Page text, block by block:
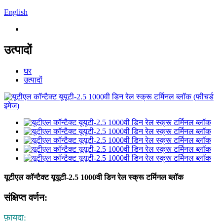
English
उत्पादों
घर
उत्पादों
यूटीएल कॉन्टैक्ट यूयूटी-2.5 1000वी डिन रेल स्क्रू टर्मिनल ब्लॉक
संक्षिप्त वर्णन:
फ़ायदा: